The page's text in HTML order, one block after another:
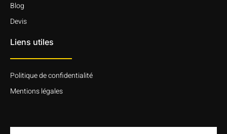
Blog
Devis
Liens utiles
Politique de confidentialité
Mentions légales